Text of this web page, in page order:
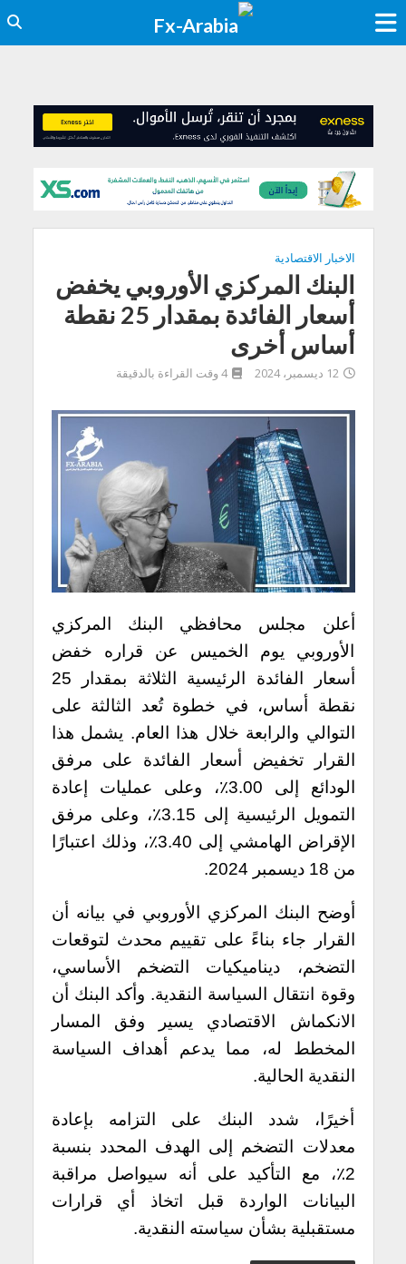
الاخبار الاقتصادية
البنك المركزي الأوروبي يخفض
أسعار الفائدة بمقدار 25 نقطة
أساس أخرى
12 ديسمبر، 2024 4 وقت القراءة بالدقيقة
أعلن مجلس محافظي البنك المركزي
الأوروبي يوم الخميس عن قراره خفض
أسعار الفائدة الرئيسية الثلاثة بمقدار 25
نقطة أساس، في خطوة تُعد الثالثة على
التوالي والرابعة خلال هذا العام. يشمل هذا
القرار تخفيض أسعار الفائدة على مرفق
الودائع إلى 3.00٪، وعلى عمليات إعادة
التمويل الرئيسية إلى 3.15٪، وعلى مرفق
الإقراض الهامشي إلى 3.40٪، وذلك اعتبارًا
من 18 ديسمبر 2024.
أوضح البنك المركزي الأوروبي في بيانه أن
القرار جاء بناءً على تقييم محدث لتوقعات
التضخم، ديناميكيات التضخم الأساسي،
وقوة انتقال السياسة النقدية. وأكد البنك أن
الانكماش الاقتصادي يسير وفق المسار
المخطط له، مما يدعم أهداف السياسة
النقدية الحالية.
أخيرًا، شدد البنك على التزامه بإعادة
معدلات التضخم إلى الهدف المحدد بنسبة
2٪، مع التأكيد على أنه سيواصل مراقبة
البيانات الواردة قبل اتخاذ أي قرارات
مستقبلية بشأن سياسته النقدية.